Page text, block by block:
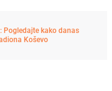
Pogledajte kako danas
Koševo